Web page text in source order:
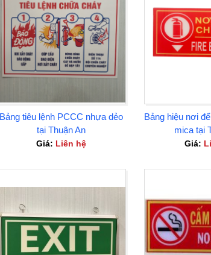
Bảng tiêu lệnh PCCC nhựa dẻo
tại Thuận An
Giá: Liên hệ
Bảng hiệu nơi
mica tại
Giá: